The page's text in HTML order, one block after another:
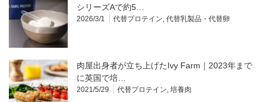
シリーズAで約5…
2026/3/1 代替プロテイン 代替乳製品・代替卵
肉屋出身者が立ち上げたIvy Farm｜2023年まで
に英国で培…
2021/5/29 代替プロテイン 培養肉